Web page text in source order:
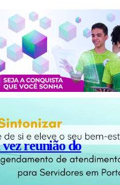
reunião do